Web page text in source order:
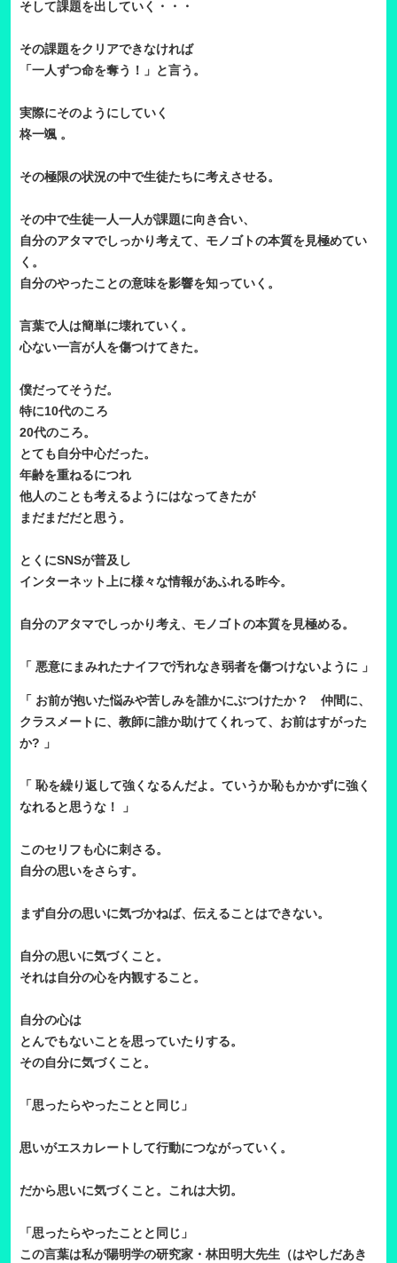
そして課題を出していく・・・
その課題をクリアできなければ
「一人ずつ命を奪う！」と言う。
実際にそのようにしていく
柊一颯 。
その極限の状況の中で生徒たちに考えさせる。
その中で生徒一人一人が課題に向き合い、
自分のアタマでしっかり考えて、モノゴトの本質を見極めてい
く。
自分のやったことの意味を影響を知っていく。
言葉で人は簡単に壊れていく。
心ない一言が人を傷つけてきた。
僕だってそうだ。
特に10代のころ
20代のころ。
とても自分中心だった。
年齢を重ねるにつれ
他人のことも考えるようにはなってきたが
まだまだだと思う。
とくにSNSが普及し
インターネット上に様々な情報があふれる昨今。
自分のアタマでしっかり考え、モノゴトの本質を見極める。
「 悪意にまみれたナイフで汚れなき弱者を傷つけないように 」
「 お前が抱いた悩みや苦しみを誰かにぶつけたか？ 仲間に、
クラスメートに、教師に誰か助けてくれって、お前はすがった
か? 」
「 恥を繰り返して強くなるんだよ。ていうか恥もかかずに強く
なれると思うな！ 」
このセリフも心に刺さる。
自分の思いをさらす。
まず自分の思いに気づかねば、伝えることはできない。
自分の思いに気づくこと。
それは自分の心を内観すること。
自分の心は
とんでもないことを思っていたりする。
その自分に気づくこと。
「思ったらやったことと同じ」
思いがエスカレートして行動につながっていく。
だから思いに気づくこと。これは大切。
「思ったらやったことと同じ」
この言葉は私が陽明学の研究家・林田明大先生（はやしだあき